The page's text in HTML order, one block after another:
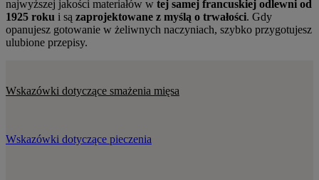
najwyższej jakości materiałów w tej samej francuskiej odlewni od
1925 roku i są zaprojektowane z myślą o trwałości. Gdy
opanujesz gotowanie w żeliwnych naczyniach, szybko przygotujesz
ulubione przepisy.
Wskazówki dotyczące smażenia mięsa
Wskazówki dotyczące pieczenia